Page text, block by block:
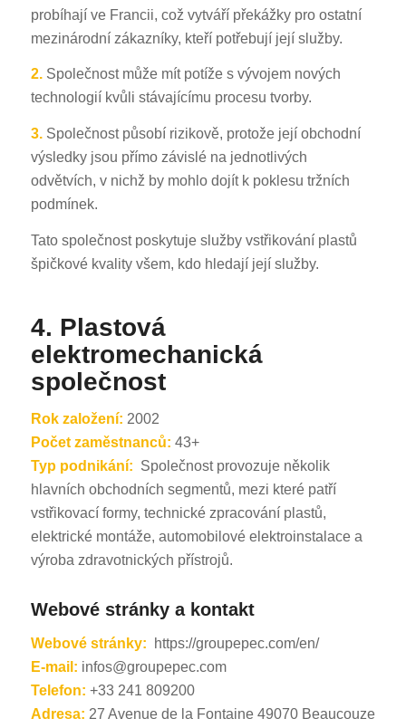
probíhají ve Francii, což vytváří překážky pro ostatní
mezinárodní zákazníky, kteří potřebují její služby.
2.Společnost může mít potíže s vývojem nových
technologií kvůli stávajícímu procesu tvorby.
3.Společnost působí rizikově, protože její obchodní
výsledky jsou přímo závislé na jednotlivých
odvětvích, v nichž by mohlo dojít k poklesu tržních
podmínek.
Tato společnost poskytuje služby vstřikování plastů
špičkové kvality všem, kdo hledají její služby.
4. Plastová
elektromechanická
společnost
Rok založení: 2002
Počet zaměstnanců: 43+
Typ podnikání: Společnost provozuje několik
hlavních obchodních segmentů, mezi které patří
vstřikovací formy, technické zpracování plastů,
elektrické montáže, automobilové elektroinstalace a
výroba zdravotnických přístrojů.
Webové stránky a kontakt
Webové stránky:
https://groupepec.com/en/
E-mail: infos@groupepec.com
Telefon: +33 241 809200
Adresa: 27 Avenue de la Fontaine 49070 Beaucouze